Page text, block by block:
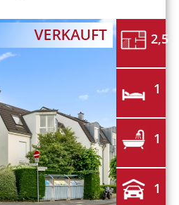
2,5
1
1
1